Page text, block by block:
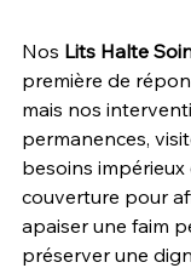
Nos Lits Halte
première de
mais nos
permanences,
besoins impérieux
couverture pour
apaiser une faim
préserver une